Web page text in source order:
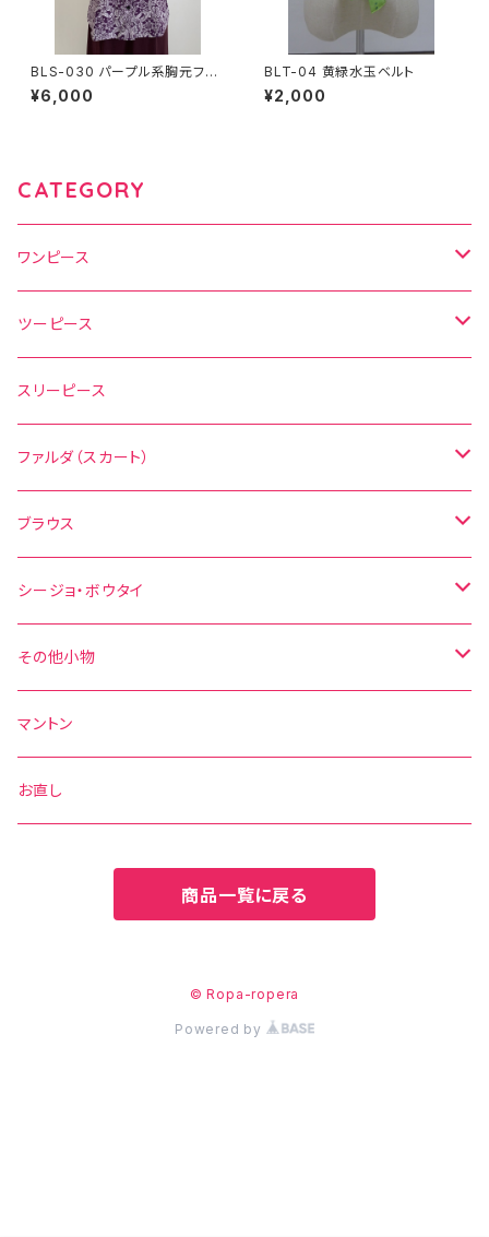
BLS-030 パープル系胸元フリ
ルノースリーブブラウス
¥6,000
BLT-04 黄緑水玉ベルト
¥2,000
CATEGORY
ワンピース
水玉
花柄
無地
その他の柄
ツーピース
水玉
花柄
無地
その他の柄
スリーピース
ファルダ（スカート）
水玉
花柄
無地
その他の柄
ブラウス
水玉
花柄
無地
その他の柄
シージョ・ボウタイ
シージョ
水玉
花柄
ボウタイ
水玉
その他小物
エプロン
ベルト
マントン
お直し
商品一覧に戻る
© Ropa-ropera
Powered by